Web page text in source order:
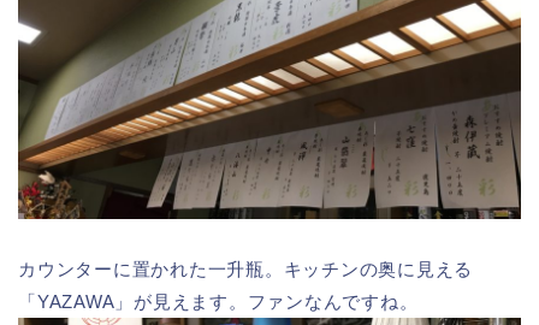
カウンターに置かれた一升瓶。キッチンの奥に見える
「YAZAWA」が見えます。ファンなんですね。